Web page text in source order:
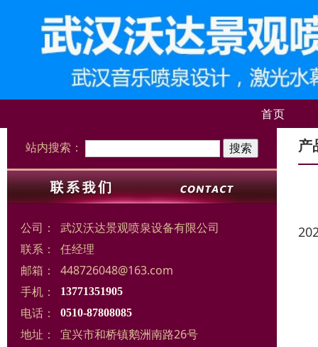
首页
站内搜索：
公司：
武汉沃达景观喷泉设备有限公司
联系：
任经理
邮箱：
448726048@163.com
手机：
13771351905
电话： 0510-87808085
地址：
宜兴市和桥镇鹅洲南路26号
产